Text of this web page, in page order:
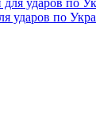
ударов по